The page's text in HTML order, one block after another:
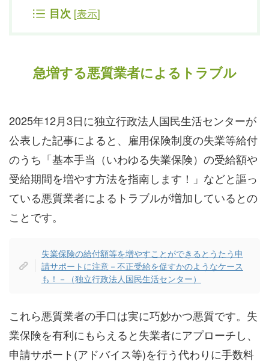
目次 [表示]
急増する悪質業者によるトラブル
2025年12月3日に独立行政法人国民生活センターが
公表した記事によると、雇用保険制度の失業等給付
のうち「基本手当（いわゆる失業保険）の受給額や
受給期間を増やす方法を指南します！」などと謳っ
ている悪質業者によるトラブルが増加しているとの
ことです。
失業保険の給付額等を増やすことができるとうたう申
請サポートに注意－不正受給を促すかのようなケース
も！－（独立行政法人国民生活センター）
これら悪質業者の手口は実に巧妙かつ悪質です。失
業保険を有利にもらえると失業者にアプローチし、
申請サポート(アドバイス等)を行う代わりに手数料